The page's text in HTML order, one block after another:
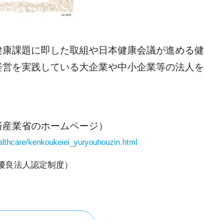
課題に即した取組や日本健康会議が進める健
を実践している大企業や中小企業等の法人を
業省のホームページ）
kenkoukeiei_yuryouhouzin.html
法人認定制度）